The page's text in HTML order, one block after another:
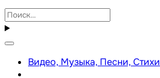
Видео, Музыка, Песни, Стихи